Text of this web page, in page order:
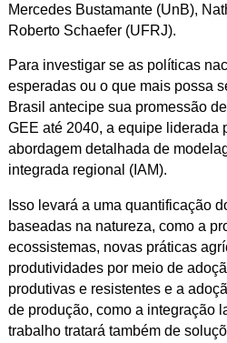
Mercedes Bustamante (UnB),
Roberto Schaefer (UFRJ).
Para investigar se as políticas
esperadas ou o que mais possa
Brasil antecipe sua promessão
GEE até 2040, a equipe liderada
abordagem detalhada de
integrada regional (IAM).
Isso levará a uma quantificação
baseadas na natureza, como a
ecossistemas, novas práticas
produtividades por meio de
produtivas e resistentes e a
de produção, como a integração
trabalho tratará também de